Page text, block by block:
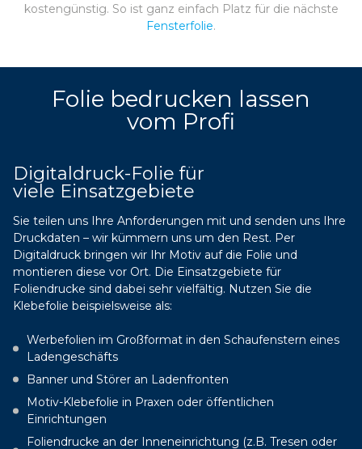
kostengünstig. So ist ganz einfach Platz für die nächste
Fensterfolie.
Folie bedrucken lassen
vom Profi
Digitaldruck-Folie für
viele Einsatzgebiete
Sie teilen uns Ihre Anforderungen mit und senden uns Ihre
Druckdaten – wir kümmern uns um den Rest. Per
Digitaldruck bringen wir Ihr Motiv auf die Folie und
montieren diese vor Ort. Die Einsatzgebiete für
Foliendrucke sind dabei sehr vielfältig. Nutzen Sie die
Klebefolie beispielsweise als:
Werbefolien im Großformat in den Schaufenstern eines
Ladengeschäfts
Banner und Störer an Ladenfronten
Motiv-Klebefolie in Praxen oder öffentlichen
Einrichtungen
Foliendrucke an der Inneneinrichtung (z.B. Tresen oder